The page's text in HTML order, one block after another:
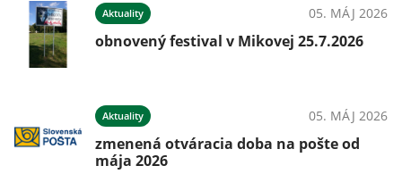
Aktuality 05. MÁJ 2026
obnovený festival v Mikovej 25.7.2026
Aktuality 05. MÁJ 2026
zmenená otváracia doba na pošte od
mája 2026